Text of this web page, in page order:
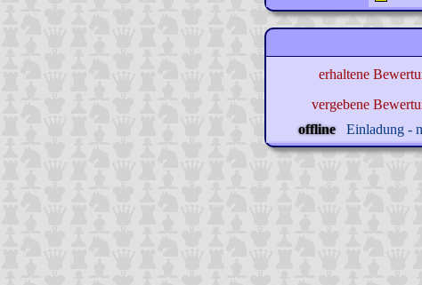
erhaltene
vergebene
offline
Einladung -